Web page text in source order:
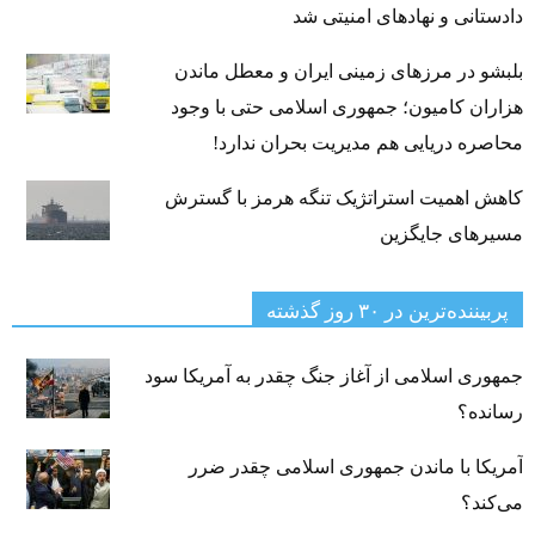
دادستانی و نهادهای امنیتی شد
بلبشو در مرزهای زمینی ایران و معطل ماندن
هزاران کامیون؛ جمهوری اسلامی حتی با وجود
محاصره دریایی هم مدیریت بحران ندارد!
کاهش اهمیت استراتژیک تنگه‌ هرمز با گسترش
مسیرهای جایگزین
پربیننده‌ترین‌ در ۳۰ روز گذشته
جمهوری اسلامی از آغاز جنگ چقدر به آمریکا سود
رسانده؟
آمریکا با ماندن جمهوری اسلامی چقدر ضرر
می‌کند؟